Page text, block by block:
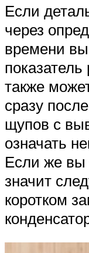
Если
через
времени
также
сразу
щупов с
означать
Если же вы
значит
коротком